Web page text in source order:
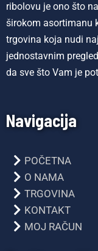
ribolovu je ono što
širokom asortimanu
trgovina koja nudi
jednostavnim
da sve što Vam je
Navigacija
POČETNA
O NAMA
TRGOVINA
KONTAKT
MOJ RAČUN